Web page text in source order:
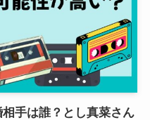
相手は誰？とし真菜さん